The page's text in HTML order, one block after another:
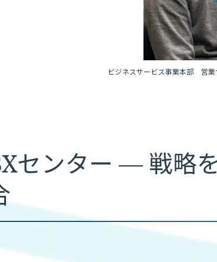
ビジネスサービス事業本部 営
センター ― 戦略